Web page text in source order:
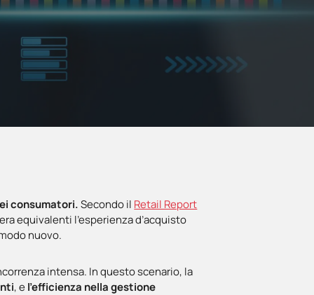
consumatori.Secondo il Retail Report
equivalenti l’esperienza d’acquisto
nuovo.
intensa. In questo scenario, la
, el’efficienza nella gestione